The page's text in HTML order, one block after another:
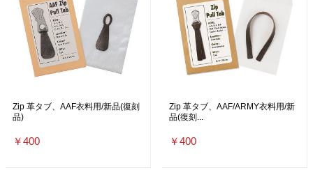
Zip 革タブ、AAF衣料用/新品(復刻
品)
￥400
Zip 革タブ、AAF/ARMY衣料用/新
品(復刻...
￥400